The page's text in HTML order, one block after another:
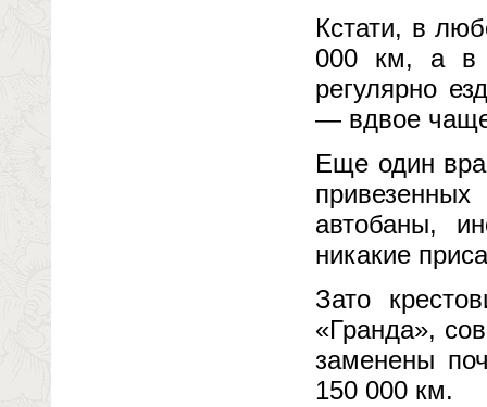
Кстати, в
000 км, а в
регулярно
— вдвое
Еще один
автобаны,
никакие
Зато
«Гранда»,
заменены
150 000 км.